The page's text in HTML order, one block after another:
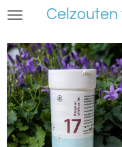
Ga
naar
de
hoofdinhoud
Celzouten